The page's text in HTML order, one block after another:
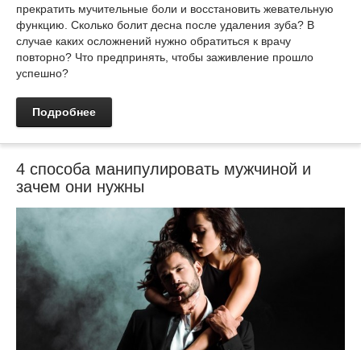
прекратить мучительные боли и восстановить жевательную
функцию. Сколько болит десна после удаления зуба? В
случае каких осложнений нужно обратиться к врачу
повторно? Что предпринять, чтобы заживление прошло
успешно?
Подробнее
4 способа манипулировать мужчиной и
зачем они нужны